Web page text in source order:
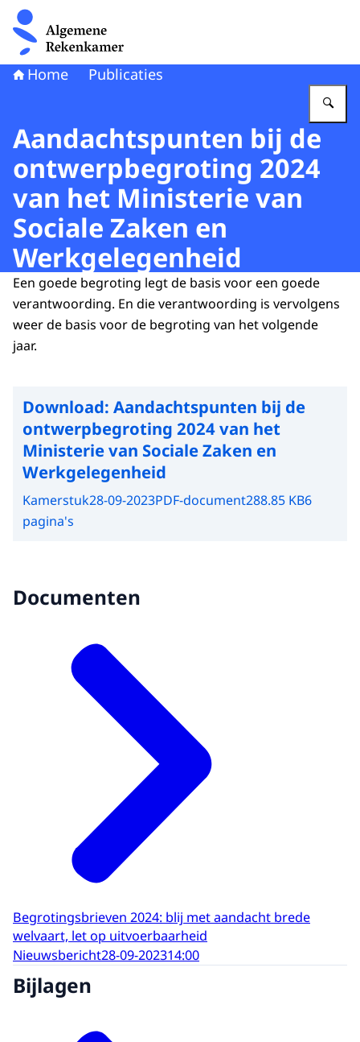
Naar de homepage van Algemene Rekenkamer
Home Publicaties
Aandachtspunten bij de
ontwerpbegroting 2024
van het Ministerie van
Sociale Zaken en
Werkgelegenheid
Een goede begroting legt de basis voor een goede
verantwoording. En die verantwoording is vervolgens
weer de basis voor de begroting van het volgende
jaar.
Download: Aandachtspunten bij de
ontwerpbegroting 2024 van het
Ministerie van Sociale Zaken en
Werkgelegenheid
Kamerstuk28-09-2023PDF-document288.85 KB6
pagina's
Documenten
Begrotingsbrieven 2024: blij met aandacht brede
welvaart, let op uitvoerbaarheid
Nieuwsbericht28-09-202314:00
Bijlagen